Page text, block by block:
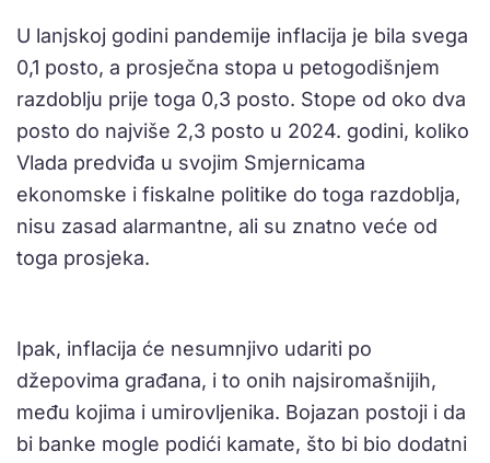
U lanjskoj godini pandemije inflacija je bila svega
0,1 posto, a prosječna stopa u petogodišnjem
razdoblju prije toga 0,3 posto. Stope od oko dva
posto do najviše 2,3 posto u 2024. godini, koliko
Vlada predviđa u svojim Smjernicama
ekonomske i fiskalne politike do toga razdoblja,
nisu zasad alarmantne, ali su znatno veće od
toga prosjeka.
Ipak, inflacija će nesumnjivo udariti po
džepovima građana, i to onih najsiromašnijih,
među kojima i umirovljenika. Bojazan postoji i da
bi banke mogle podići kamate, što bi bio dodatni